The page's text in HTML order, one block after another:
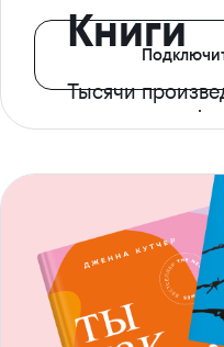
Книги
Тысячи
с доступом